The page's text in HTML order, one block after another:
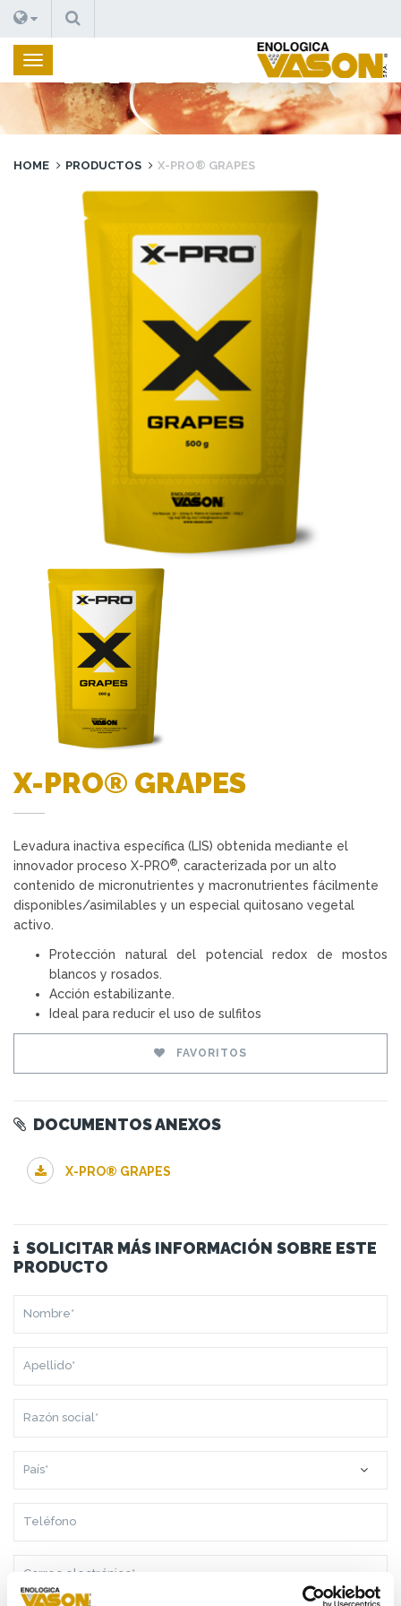
BUSCAR
PRODUCTOS
HOME PRODUCTOS X-PRO® GRAPES
X-PRO® GRAPES
Levadura inactiva específica (LIS) obtenida mediante el
innovador proceso X-PRO®, caracterizada por un alto
contenido de micronutrientes y macronutrientes fácilmente
disponibles/asimilables y un especial quitosano vegetal
activo.
Protección natural del potencial redox de mostos
blancos y rosados.
Acción estabilizante.
Ideal para reducir el uso de sulfitos
FAVORITOS
DOCUMENTOS ANEXOS
X-PRO® GRAPES
SOLICITAR MÁS INFORMACIÓN SOBRE ESTE
PRODUCTO
SOCIAL*